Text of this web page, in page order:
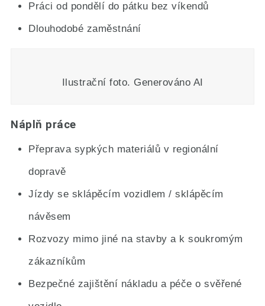
Práci od pondělí do pátku bez víkendů
Dlouhodobé zaměstnání
Ilustrační foto. Generováno AI
Náplň práce
Přeprava sypkých materiálů v regionální
dopravě
Jízdy se sklápěcím vozidlem / sklápěcím
návěsem
Rozvozy mimo jiné na stavby a k soukromým
zákazníkům
Bezpečné zajištění nákladu a péče o svěřené